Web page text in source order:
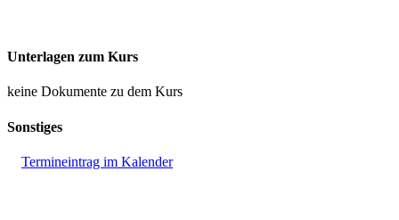
Unterlagen zum Kurs
keine Dokumente zu dem Kurs
Sonstiges
Termineintrag im Kalender